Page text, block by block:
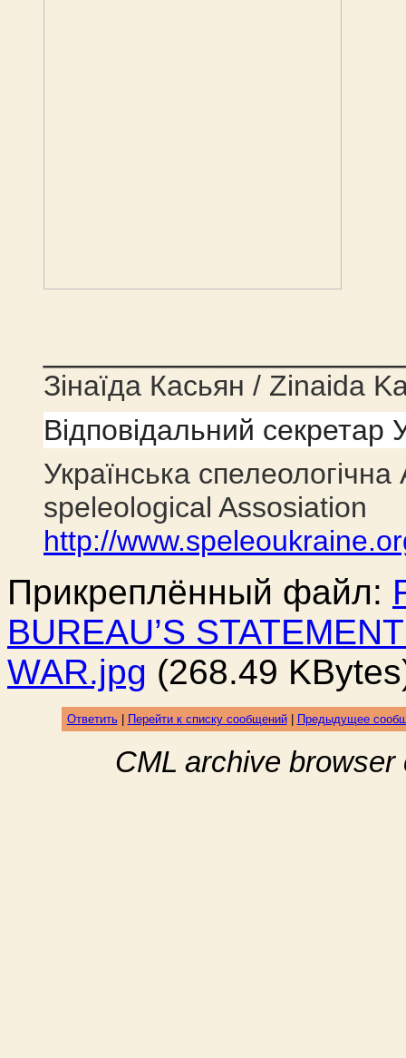
Зінаїда Касьян / Zinaida
Відповідальний
Українська спелеологічна
speleological Assosiation
http://
Прикреплённый файл:
BUREAU’S
WAR.jpg (268.49
Ответить| Перейти к списку сообщений| Предыдущее
CML archive